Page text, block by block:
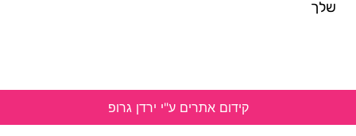
שלך
קידום אתרים ע"י ירדן גרופ